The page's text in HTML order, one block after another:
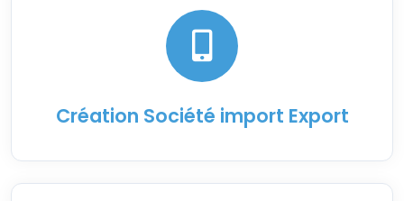
Création Société import Export